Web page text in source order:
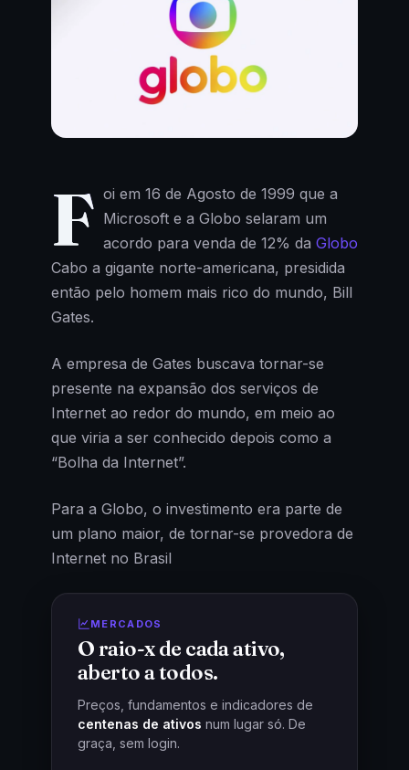
F oi em 16 de Agosto de 1999 que a
Microsoft e a Globo selaram um
acordo para venda de 12% da Globo
Cabo a gigante norte-americana, presidida
então pelo homem mais rico do mundo, Bill
Gates.
A empresa de Gates buscava tornar-se
presente na expansão dos serviços de
Internet ao redor do mundo, em meio ao
que viria a ser conhecido depois como a
“Bolha da Internet”.
Para a Globo, o investimento era parte de
um plano maior, de tornar-se provedora de
Internet no Brasil
MERCADOS
O raio-x de cada ativo,
aberto a todos.
Preços, fundamentos e indicadores de
centenas de ativos num lugar só. De
graça, sem login.